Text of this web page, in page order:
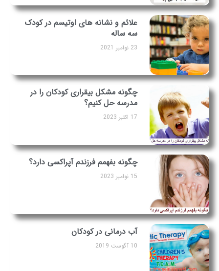
علائم و نشانه های اوتیسم در کودک
سه ساله
23 نوامبر 2021
چگونه مشکل بیقراری کودکان را در
مدرسه حل کنیم؟
17 اکتبر 2023
چگونه بفهمم فرزندم آپراکسی دارد؟
15 نوامبر 2023
آب درمانی در کودکان
10 آگوست 2019